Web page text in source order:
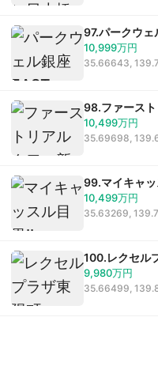
97.パークウェ
10,999万円
35.66643,
98.ファース
10,499万円
35.69698,
99.マイキャ
10,499万円
35.63269,
100.レクセル
9,980万円
35.66499,